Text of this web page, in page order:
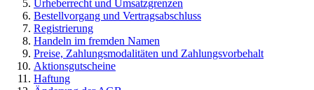
Urheberrecht und Umsatzgrenzen
Bestellvorgang und Vertragsabschluss
Registrierung
Handeln im fremden Namen
Preise, Zahlungsmodalitäten und Zahlungsvorbehalt
Aktionsgutscheine
Haftung